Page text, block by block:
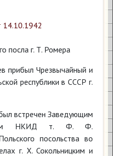
посла г. Т. Ромера
прибыл Чрезвычайный и
республики в СССР г.
встречен Заведующим
НКИД т. Ф. Ф.
посольства во
г. X. Сокольницким и